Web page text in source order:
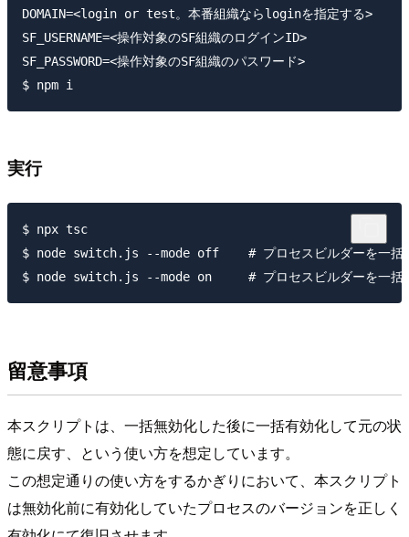
DOMAIN=<login or test。本番組織ならloginを指定する>
SF_USERNAME=<操作対象のSF組織のログインID>
SF_PASSWORD=<操作対象のSF組織のパスワード>
実行
$ npx tsc
$ node switch.js --mode off    # プロセスビルダーを一括
留意事項
本スクリプトは、一括無効化した後に一括有効化して元の状
態に戻す、という使い方を想定しています。
この想定通りの使い方をするかぎりにおいて、本スクリプト
は無効化前に有効化していたプロセスのバージョンを正しく